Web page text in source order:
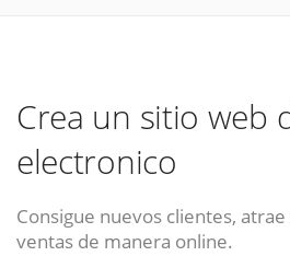
Crea un sitio web
electronico
Consigue nuevos clientes,
ventas de manera online.